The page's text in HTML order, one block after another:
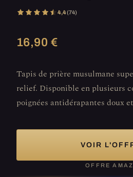
4,4(74)
16,90 €
Tapis de prière musulmane
relief. Disponible en plusieurs
poignées antidérapantes doux
VOIR
OFFRE